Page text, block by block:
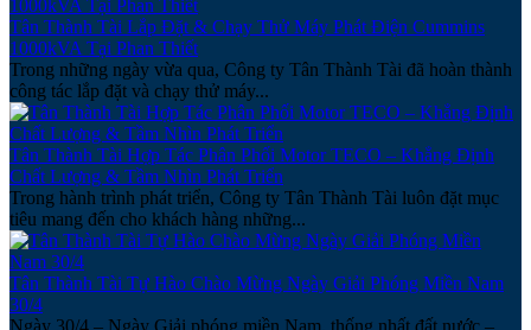
Tân Thành Tài Lắp Đặt & Chạy Thử Máy Phát Điện Cummins
1000kVA Tại Phan Thiết
Trong những ngày vừa qua, Công ty Tân Thành Tài đã hoàn thành
công tác lắp đặt và chạy thử máy...
Tân Thành Tài Hợp Tác Phân Phối Motor TECO – Khẳng Định
Chất Lượng & Tầm Nhìn Phát Triển
Trong hành trình phát triển, Công ty Tân Thành Tài luôn đặt mục
tiêu mang đến cho khách hàng những...
Tân Thành Tài Tự Hào Chào Mừng Ngày Giải Phóng Miền Nam
30/4
Ngày 30/4 – Ngày Giải phóng miền Nam, thống nhất đất nước –